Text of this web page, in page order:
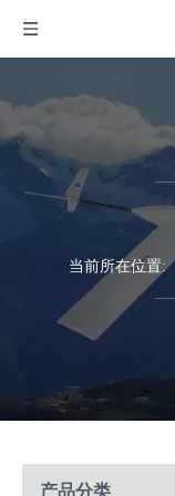
当前所在位置:
产品分类